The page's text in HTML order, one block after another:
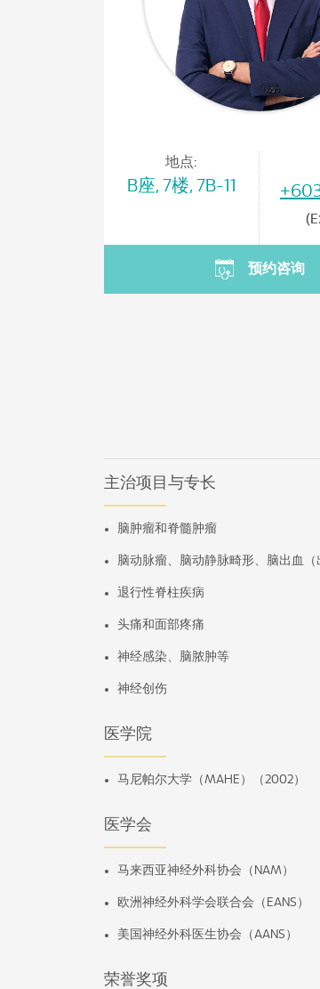
地点:
B座, 7楼, 7B-11
预约咨询
主治项目与专长
脑肿瘤和脊髓肿瘤
脑动脉瘤、脑动静脉畸形、脑出血
退行性脊柱疾病
头痛和面部疼痛
神经感染、脑脓肿等
神经创伤
医学院
马尼帕尔大学（MAHE）（2002）
医学会
马来西亚神经外科协会（NAM）
欧洲神经外科学会联合会（EANS）
美国神经外科医生协会（AANS）
荣誉奖项